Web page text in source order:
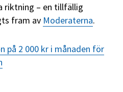
riktning – en tillfällig
fram av Moderaterna.
på 2 000 kr i månaden för